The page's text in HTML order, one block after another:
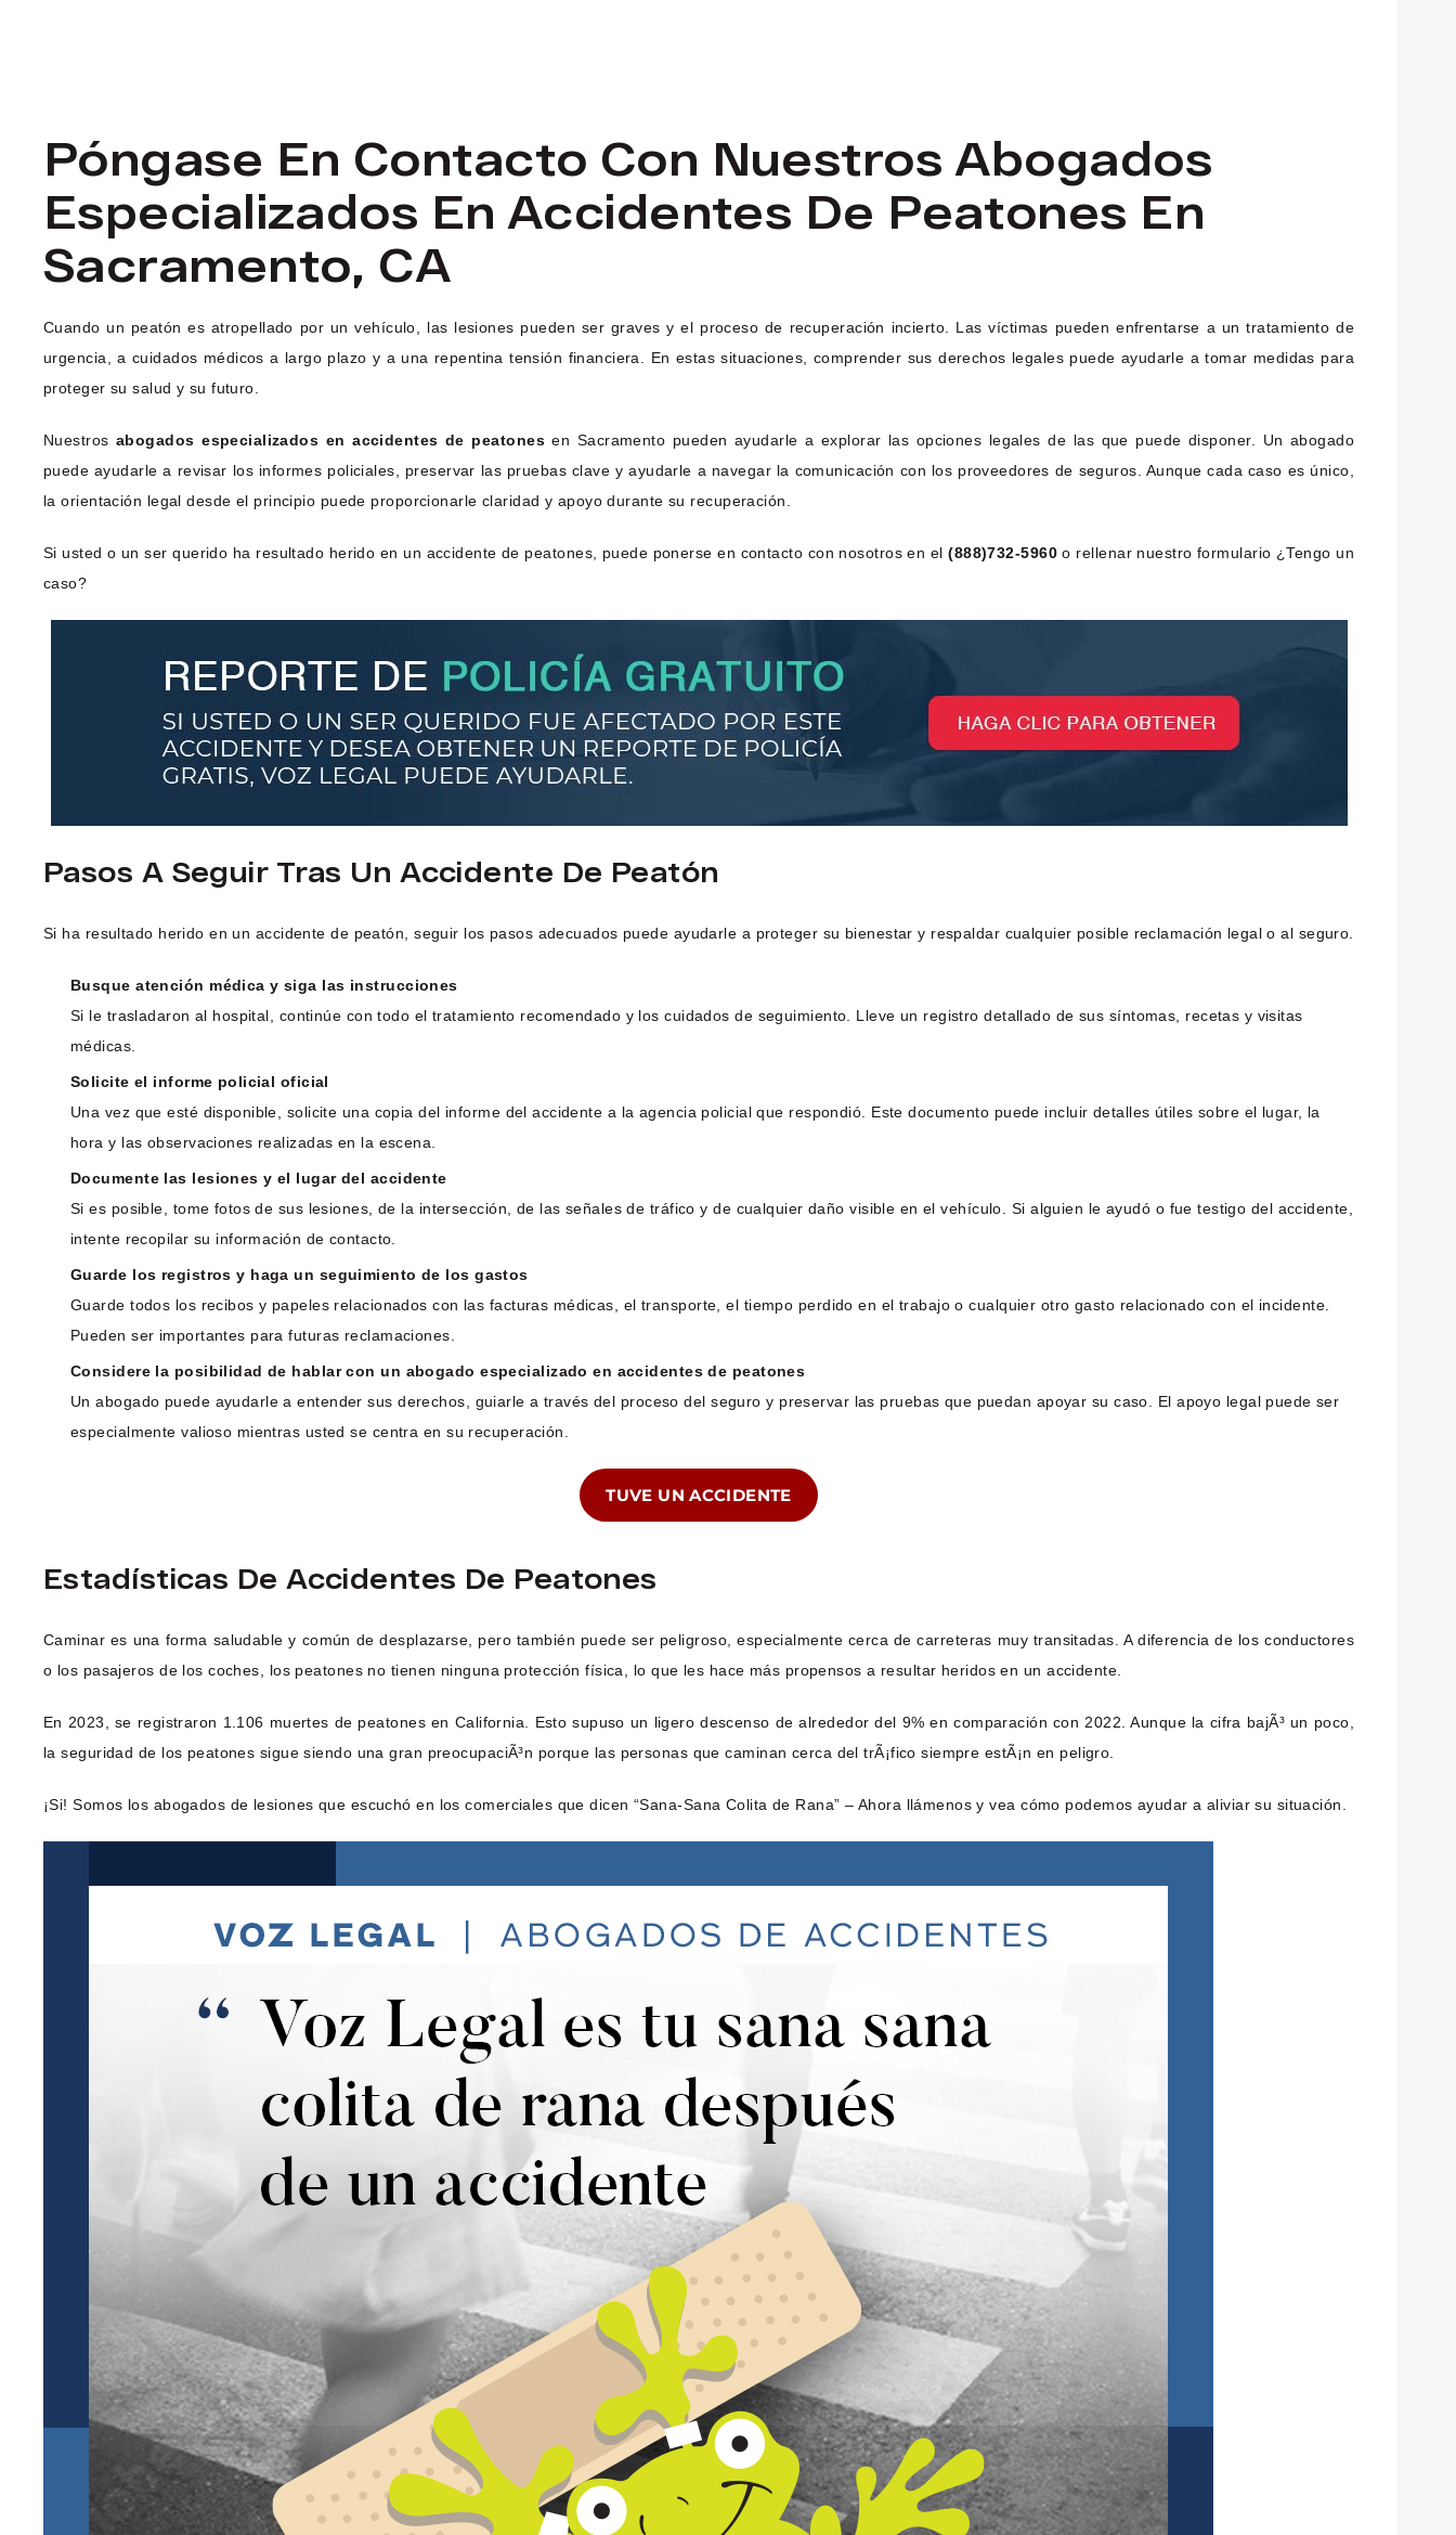
Póngase En Contacto Con Nuestros Abogados
Especializados En Accidentes De Peatones En
Sacramento, CA
Cuando un peatón es atropellado por un vehículo, las lesiones pueden ser graves y el proceso de recuperación incierto. Las víctimas pueden enfrentarse a un tratamiento de
urgencia, a cuidados médicos a largo plazo y a una repentina tensión financiera. En estas situaciones, comprender sus derechos legales puede ayudarle a tomar medidas para
proteger su salud y su futuro.
Nuestrosabogados especializados en accidentes de peatonesen Sacramento pueden ayudarle a explorar las opciones legales de las que puede disponer. Un abogado
puede ayudarle a revisar los informes policiales, preservar las pruebas clave y ayudarle a navegar la comunicación con los proveedores de seguros. Aunque cada caso es único,
la orientación legal desde el principio puede proporcionarle claridad y apoyo durante su recuperación.
Si usted o un ser querido ha resultado herido en un accidente de peatones, puede ponerse en contacto con nosotros en el(888)732-5960o rellenar nuestro formulario ¿Tengo un
caso?
Pasos A Seguir Tras Un Accidente De Peatón
Si ha resultado herido en un accidente de peatón, seguir los pasos adecuados puede ayudarle a proteger su bienestar y respaldar cualquier posible reclamación legal o al seguro.
Busque atención médica y siga las instrucciones
Si le trasladaron al hospital, continúe con todo el tratamiento recomendado y los cuidados de seguimiento. Lleve un registro detallado de sus síntomas, recetas y visitas
médicas.
Solicite el informe policial oficial
Una vez que esté disponible, solicite una copia del informe del accidente a la agencia policial que respondió. Este documento puede incluir detalles útiles sobre el lugar, la
hora y las observaciones realizadas en la escena.
Documente las lesiones y el lugar del accidente
Si es posible, tome fotos de sus lesiones, de la intersección, de las señales de tráfico y de cualquier daño visible en el vehículo. Si alguien le ayudó o fue testigo del accidente,
intente recopilar su información de contacto.
Guarde los registros y haga un seguimiento de los gastos
Guarde todos los recibos y papeles relacionados con las facturas médicas, el transporte, el tiempo perdido en el trabajo o cualquier otro gasto relacionado con el incidente.
Pueden ser importantes para futuras reclamaciones.
Considere la posibilidad de hablar con un abogado especializado en accidentes de peatones
Un abogado puede ayudarle a entender sus derechos, guiarle a través del proceso del seguro y preservar las pruebas que puedan apoyar su caso. El apoyo legal puede ser
especialmente valioso mientras usted se centra en su recuperación.
TUVE UN ACCIDENTE
Estadísticas De Accidentes De Peatones
Caminar es una forma saludable y común de desplazarse, pero también puede ser peligroso, especialmente cerca de carreteras muy transitadas. A diferencia de los conductores
o los pasajeros de los coches, los peatones no tienen ninguna protección física, lo que les hace más propensos a resultar heridos en un accidente.
En 2023, se registraron 1.106 muertes de peatones en California. Esto supuso un ligero descenso de alrededor del 9% en comparación con 2022. Aunque la cifra bajÃ³ un poco,
la seguridad de los peatones sigue siendo una gran preocupaciÃ³n porque las personas que caminan cerca del trÃ¡fico siempre estÃ¡n en peligro.
¡Si! Somos los abogados de lesiones que escuchó en los comerciales que dicen “Sana-Sana Colita de Rana” – Ahora llámenos y vea cómo podemos ayudar a aliviar su situación.